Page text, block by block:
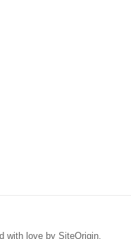
with love by SiteOrigin.